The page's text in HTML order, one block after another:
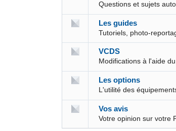
Questions et sujets
Les guides
Tutoriels, photo-
VCDS
Modifications à l'aide
Les options
L'utilité des
Vos avis
Votre opinion sur votre